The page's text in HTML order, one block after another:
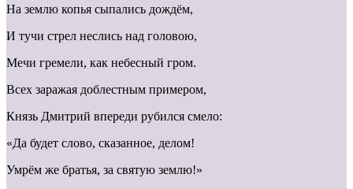
На землю копья сыпались дождём,
И тучи стрел неслись над головою,
Мечи гремели, как небесный гром.
Всех заражая доблестным примером,
Князь Дмитрий впереди рубился смело:
«Да будет слово, сказанное, делом!
Умрём же братья, за святую землю!»